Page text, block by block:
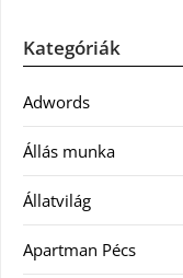
Kategóriák
Adwords
Állás munka
Állatvilág
Apartman Pécs